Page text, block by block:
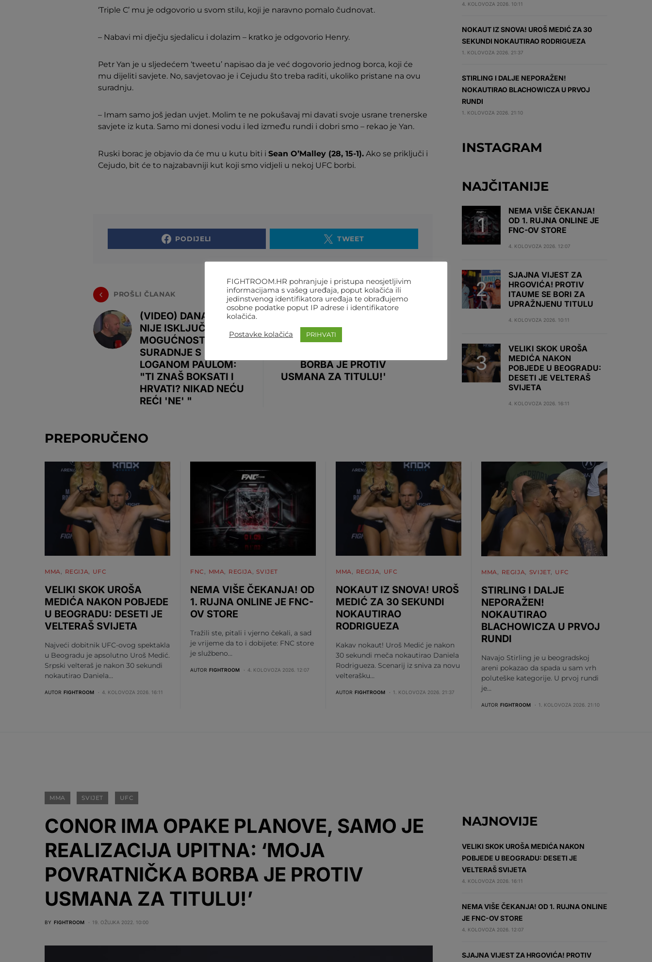
‘Triple C’ mu je odgovorio u svom stilu, koji je naravno pomalo čudnovat.
– Nabavi mi dječju sjedalicu i dolazim – kratko je odgovorio Henry.
Petr Yan je u sljedećem ‘tweetu’ napisao da je već dogovorio jednog borca, koji će
mu dijeliti savjete. No, savjetovao je i Cejudu što treba raditi, ukoliko pristane na ovu
suradnju.
– Imam samo još jedan uvjet. Molim te ne pokušavaj mi davati svoje usrane trenerske
savjete iz kuta. Samo mi donesi vodu i led između rundi i dobri smo – rekao je Yan.
Ruski borac je objavio da će mu u kutu biti i Sean O’Malley (28, 15-1). Ako se priključi i
Cejudo, bit će to najzabavniji kut koji smo vidjeli u nekoj UFC borbi.
PODIJELI TWEET
PROŠLI ČLANAK
(VIDEO) DANA WHITE
NIJE ISKLJUČIO
MOGUĆNOST
SURADNJE S
LOGANOM PAULOM:
"TI ZNAŠ BOKSATI I
HRVATI? NIKAD NEĆU
REĆI 'NE' "
SLJEDEĆI ČLANAK
PLANOVE, SAMO JE
REALIZACIJA UPITNA:
BORBA JE PROTIV
USMANA ZA TITULU!'
4. KOLOVOZA 2026. 10:11
NOKAUT IZ SNOVA! UROŠ MEDIĆ ZA 30
SEKUNDI NOKAUTIRAO RODRIGUEZA
1. KOLOVOZA 2026. 21:37
STIRLING I DALJE NEPORAŽEN!
NOKAUTIRAO BLACHOWICZA U PRVOJ
RUNDI
1. KOLOVOZA 2026. 21:10
INSTAGRAM
NAJČITANIJE
NEMA VIŠE ČEKANJA!
OD 1. RUJNA ONLINE JE
FNC-OV STORE
4. KOLOVOZA 2026. 12:07
SJAJNA VIJEST ZA
HRGOVIĆA! PROTIV
ITAUME SE BORI ZA
UPRAŽNJENU TITULU
4. KOLOVOZA 2026. 10:11
VELIKI SKOK UROŠA
MEDIĆA NAKON
POBJEDE U BEOGRADU:
DESETI JE VELTERAŠ
SVIJETA
4. KOLOVOZA 2026. 16:11
PREPORUČENO
MMA REGIJA UFC
VELIKI SKOK UROŠA
MEDIĆA NAKON POBJEDE
U BEOGRADU: DESETI JE
VELTERAŠ SVIJETA
Najveći dobitnik UFC-ovog spektakla
u Beogradu je apsolutno Uroš Medić.
Srpski velteraš je nakon 30 sekundi
nokautirao Daniela…
AUTOR FIGHTROOM 4. KOLOVOZA 2026. 16:11
FNC MMA REGIJA SVIJET
NEMA VIŠE ČEKANJA! OD
1. RUJNA ONLINE JE FNC-
OV STORE
Tražili ste, pitali i vjerno čekali, a sad
je vrijeme da to i dobijete: FNC store
je službeno…
AUTOR FIGHTROOM 4. KOLOVOZA 2026. 12:07
MMA REGIJA UFC
NOKAUT IZ SNOVA! UROŠ
MEDIĆ ZA 30 SEKUNDI
NOKAUTIRAO
RODRIGUEZA
Kakav nokaut! Uroš Medić je nakon
30 sekundi meča nokautirao Daniela
Rodrigueza. Scenarij iz sniva za novu
velterašku…
AUTOR FIGHTROOM 1. KOLOVOZA 2026. 21:37
MMA REGIJA SVIJET UFC
STIRLING I DALJE
NEPORAŽEN!
NOKAUTIRAO
BLACHOWICZA U PRVOJ
RUNDI
Navajo Stirling je u beogradskoj
areni pokazao da spada u sam vrh
poluteške kategorije. U prvoj rundi
je…
AUTOR FIGHTROOM 1. KOLOVOZA 2026. 21:10
MMA SVIJET UFC
CONOR IMA OPAKE PLANOVE, SAMO JE
REALIZACIJA UPITNA: ‘MOJA
POVRATNIČKA BORBA JE PROTIV
USMANA ZA TITULU!’
BY FIGHTROOM 19. OŽUJKA 2022. 10:00
NAJNOVIJE
VELIKI SKOK UROŠA MEDIĆA NAKON
POBJEDE U BEOGRADU: DESETI JE
VELTERAŠ SVIJETA
4. KOLOVOZA 2026. 16:11
NEMA VIŠE ČEKANJA! OD 1. RUJNA ONLINE
JE FNC-OV STORE
4. KOLOVOZA 2026. 12:07
SJAJNA VIJEST ZA HRGOVIĆA! PROTIV
FIGHTROOM.HR pohranjuje i pristupa neosjetljivim
informacijama s vašeg uređaja, poput kolačića ili
jedinstvenog identifikatora uređaja te obrađujemo
osobne podatke poput IP adrese i identifikatore
kolačića.
Postavke kolačića PRIHVATI